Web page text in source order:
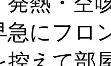
急にフロ